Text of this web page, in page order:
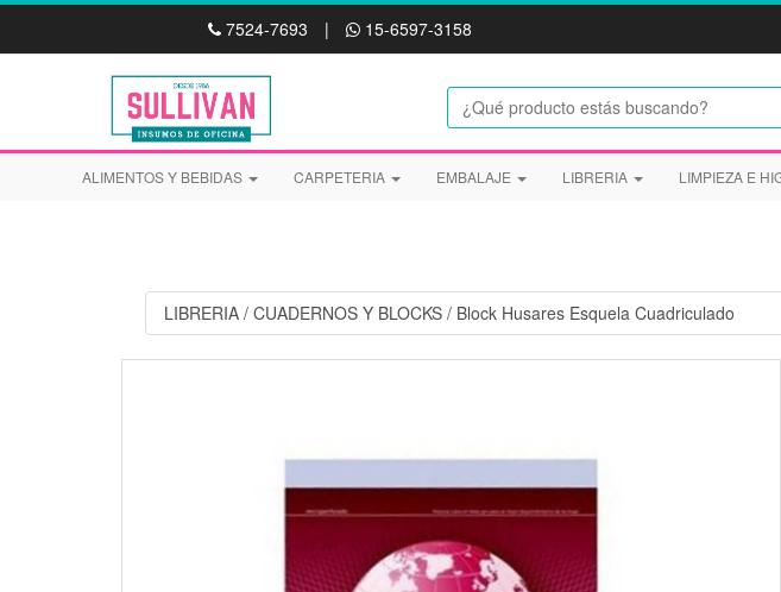
ALIMENTOS Y BEBIDAS CARPETERIA EMBALAJE LIBRERIA LIMPIEZA E
7524-7693 | 15-6597-3158
LIBRERIA / CUADERNOS Y BLOCKS / Block Husares Esquela Cuadriculado